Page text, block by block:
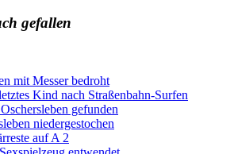
gefallen
mit Messer bedroht
Kind nach Straßenbahn-Surfen
gefunden
niedergestochen
auf A 2